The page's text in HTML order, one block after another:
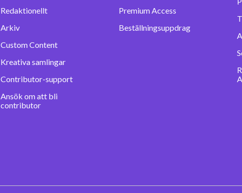
Redaktionellt
Arkiv
Custom Content
Kreativa samlingar
Contributor-support
Ansök om att bli
contributor
Premium Access
Beställningsuppdrag